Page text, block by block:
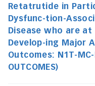
Retatrutide in
Dysfunc-tion-
Disease who are
Develop-ing Major
Outcomes: N1T-MC-
OUTCOMES)